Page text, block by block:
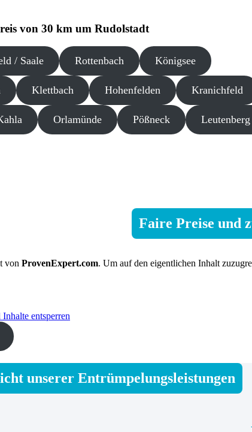
von 30 km um Rudolstadt
/ Saale Rottenbach Königsee
Klettbach Hohenfelden Kranichfeld
Orlamünde Pößneck Leutenberg
Faire Preise und
von ProvenExpert.com. Um auf den eigentlichen Inhalt
entsperren
unserer Entrümpelungsleistungen